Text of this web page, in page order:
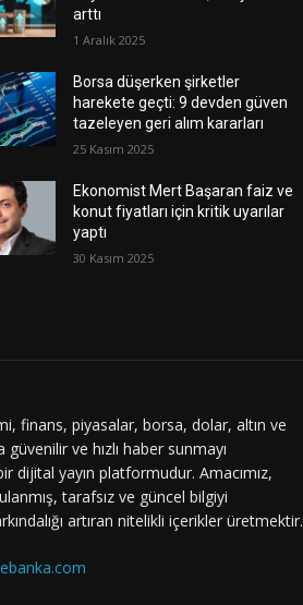
arttı
1 Aralık 2025
Borsa düşerken şirketler
harekete geçti: 9 devden güven
tazeleyen geri alım kararları
25 Kasım 2025
Ekonomist Mert Başaran faiz ve
konut fiyatları için kritik uyarılar
yaptı
30 Kasım 2025
finans, piyasalar, borsa, dolar, altın ve
ve hızlı haber sunmayı
dijital yayın platformudur. Amacımız,
tarafsız ve güncel bilgiyi
artıran nitelikli içerikler üretmektir.